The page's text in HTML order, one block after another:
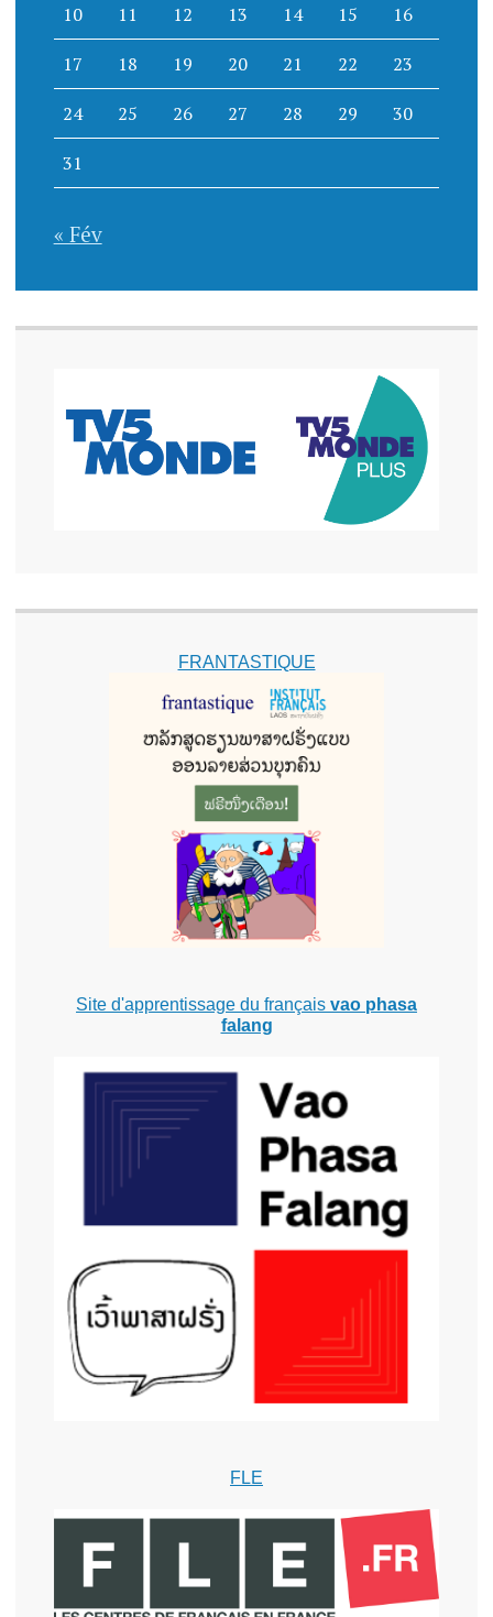
10 11 12 13 14 15 16
17 18 19 20 21 22 23
24 25 26 27 28 29 30
31
« Fév
FRANTASTIQUE
Site d'apprentissage du français vao phasa
falang
FLE